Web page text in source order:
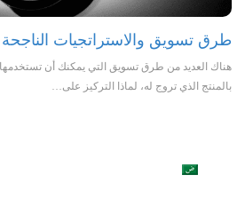
طرق تسويق والاستراتجيات
هناك العديد من طرق تسويق التي يمكنك أن
بالمنتج الذي تروج له، لماذا التركيز على…